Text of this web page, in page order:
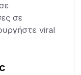
σε
viral